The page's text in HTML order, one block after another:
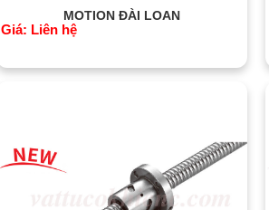
MOTION ĐÀI LOAN
Giá: Liên hệ